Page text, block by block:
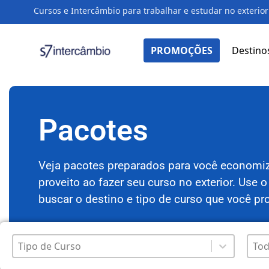
Cursos e Intercâmbio para trabalhar e estudar no exterior
PROMOÇÕES
Pacotes
Veja pacotes preparados para você
proveito ao fazer seu curso no exterior. Use
buscar o destino e tipo de curso que você
Produto
Select content